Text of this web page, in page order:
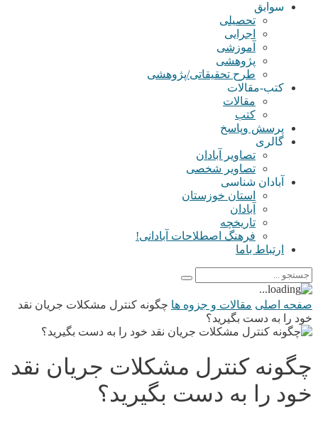
سوابق
تحصیلی
اجرایی
آموزشی
پژوهشی
طرح تحقیقاتی/پژوهشی
کتب-مقالات
مقالات
کتب
پرسش وپاسخ
گالری
تصاویر آبادان
تصاویر شخصی
آبادان شناسی
استان خوزستان
آبادان
تاریخچه
فرهنگ اصطلاحات آبادانی!
ارتباط باما
صفحه اصلی مقالات و جزوه ها چگونه کنترل مشکلات جریان نقد
خود را به دست بگیرید؟
چگونه کنترل مشکلات جریان نقد
خود را به دست بگیرید؟